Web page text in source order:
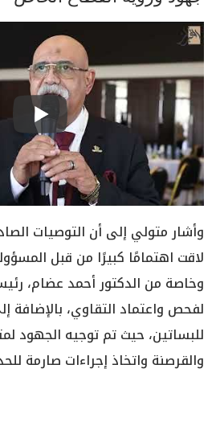
وأشار متولي إلى أن التوصيات
لاقت اهتمامًا كبيرًا من قبل
وخاصة من الدكتور أحمد عضام،
لفحص واعتماد التقاوي، بالإضافة
للبساتين، حيث تم توجيه الجهود
والقرصنة واتخاذ إجراءات صارمة